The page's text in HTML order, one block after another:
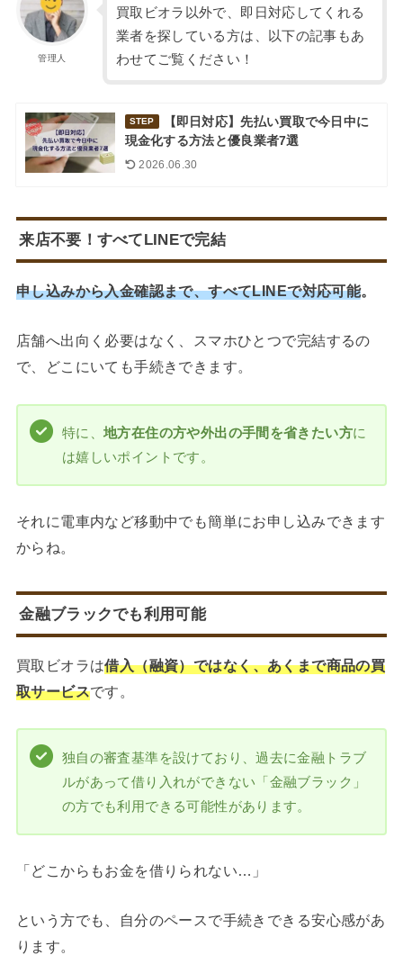
管理人
買取ビオラ以外で、即日対応してくれる
業者を探している方は、以下の記事もあ
わせてご覧ください！
STEP
【即日対応】先払い買取で今日中に
現金化する方法と優良業者7選
2026.06.30
来店不要！すべてLINEで完結
申し込みから入金確認まで、すべてLINEで対応可能。
店舗へ出向く必要はなく、スマホひとつで完結するの
で、どこにいても手続きできます。
特に、地方在住の方や外出の手間を省きたい方に
は嬉しいポイントです。
それに電車内など移動中でも簡単にお申し込みできます
からね。
金融ブラックでも利用可能
買取ビオラは借入（融資）ではなく、あくまで商品の買
取サービスです。
独自の審査基準を設けており、過去に金融トラブ
ルがあって借り入れができない「金融ブラック」
の方でも利用できる可能性があります。
「どこからもお金を借りられない…」
という方でも、自分のペースで手続きできる安心感があ
ります。